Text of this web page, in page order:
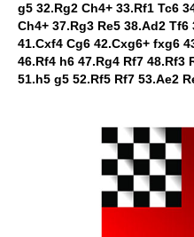
g5 32.Rg2 Ch4+ 33.Rf1 Tc6
Ch4+ 37.Rg3 Re5 38.Ad2
41.Cxf4 Cg6 42.Cxg6+ fxg6
46.Rf4 h6 47.Rg4 Rf7 48.Rf3
51.h5 g5 52.Rf5 Rf7 53.Ae2